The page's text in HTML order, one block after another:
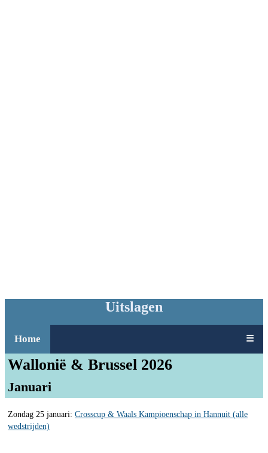
Uitslagen
Home ☰
Wallonië & Brussel 2026
Januari
Zondag 25 januari: Crosscup & Waals Kampioenschap in Hannuit (alle
wedstrijden)